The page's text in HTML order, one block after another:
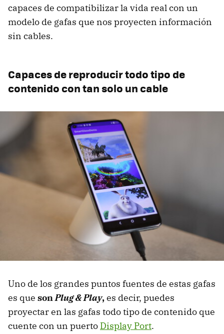
capaces de compatibilizar la vida real con un
modelo de gafas que nos proyecten información
sin cables.
Capaces de reproducir todo tipo de
contenido con tan solo un cable
Uno de los grandes puntos fuentes de estas gafas
es que sonPlug & Play,es decir, puedes
proyectar en las gafas todo tipo de contenido que
cuente con un puerto Display Port.